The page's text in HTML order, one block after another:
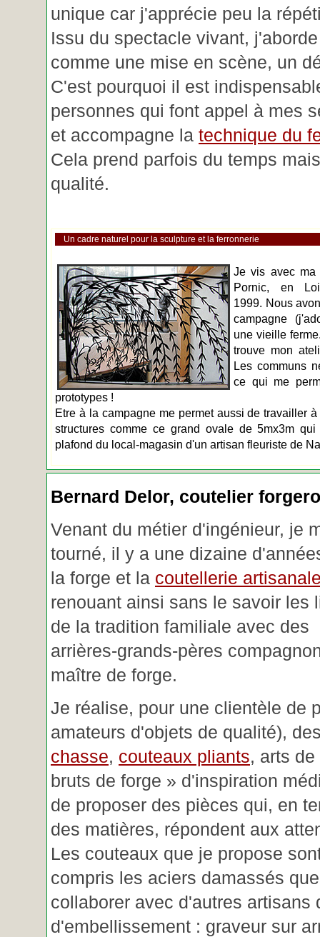
unique car j'apprécie peu la
Issu du spectacle vivant,
comme une mise en scène, un
C'est pourquoi il est
personnes qui font appel à mes
et accompagne la technique du
Cela prend parfois du temps
qualité.
Un cadre naturel pour la sculpture et la ferronnerie
Je vis avec ma
Pornic, en
1999. Nous
campagne
une vieille
trouve mon
Les communs
ce qui me
prototypes !
Etre à la campagne me permet aussi de travailler
structures comme ce grand ovale de 5mx3m
plafond du local-magasin d'un artisan fleuriste de
Bernard Delor, coutelier
Venant du métier d'ingénieur, je
tourné, il y a une dizaine
la forge et la coutellerie
renouant ainsi sans le savoir les
de la tradition familiale avec des
arrières-grands-pères
maître de forge.
Je réalise, pour une clientèle de
amateurs d'objets de qualité),
chasse, couteaux pliants, arts
bruts de forge » d'inspiration
de proposer des pièces qui, en
des matières, répondent aux
Les couteaux que je propose
compris les aciers damassés
collaborer avec d'autres artisans
d'embellissement : graveur sur